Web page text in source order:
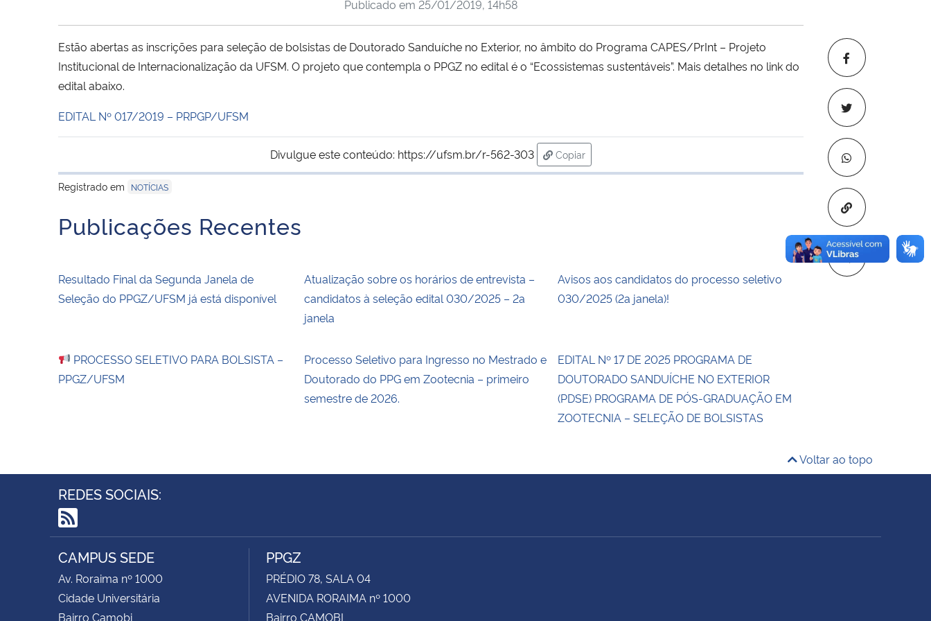
Copiar para
Publicado em 25/01/2019, 14h58
Estão abertas as inscrições para seleção de bolsistas de Doutorado Sanduíche no Exterior, no âmbito do Programa CAPES/PrInt – Projeto
Institucional de Internacionalização da UFSM. O projeto que contempla o PPGZ no edital é o “Ecossistemas sustentáveis”. Mais detalhes no link do
edital abaixo.
EDITAL Nº 017/2019 – PRPGP/UFSM
Divulgue este conteúdo: https://ufsm.br/r-562-303
Copiar
para área de transferência
Registrado em
NOTÍCIAS
Publicações Recentes
Resultado Final da Segunda Janela de
Seleção do PPGZ/UFSM já está disponível
Atualização sobre os horários de entrevista –
candidatos à seleção edital 030/2025 – 2a
janela
Avisos aos candidatos do processo seletivo
030/2025 (2a janela)!
PROCESSO SELETIVO PARA BOLSISTA –
PPGZ/UFSM
Processo Seletivo para Ingresso no Mestrado e
Doutorado do PPG em Zootecnia – primeiro
semestre de 2026.
EDITAL Nº 17 DE 2025 PROGRAMA DE
DOUTORADO SANDUÍCHE NO EXTERIOR
(PDSE) PROGRAMA DE PÓS-GRADUAÇÃO EM
ZOOTECNIA – SELEÇÃO DE BOLSISTAS
Voltar ao topo
REDES SOCIAIS:
RSS
CAMPUS SEDE
Av. Roraima nº 1000
Cidade Universitária
Bairro Camobi
PPGZ
PRÉDIO 78, SALA 04
AVENIDA RORAIMA nº 1000
Bairro CAMOBI